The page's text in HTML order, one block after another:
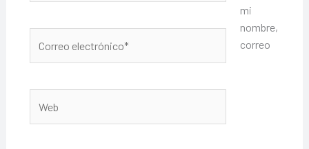
electrónico*
mi
nombre,
correo